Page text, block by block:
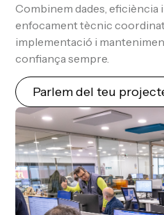
Combinem dades,
enfocament tècnic coordinat
implementació i
confiança sempre.
Parlem del teu